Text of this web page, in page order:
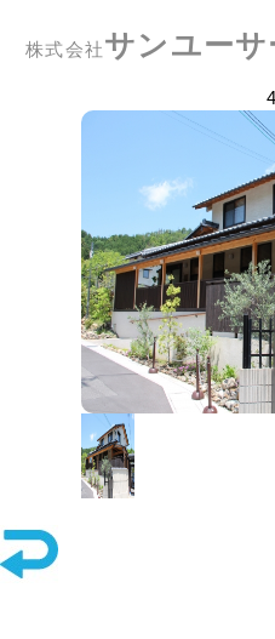
株式会社サンユーサ
リフ
ビル
設備
会社
4